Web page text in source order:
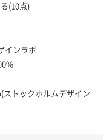
(10点)
インラボ
トックホルムデザイン